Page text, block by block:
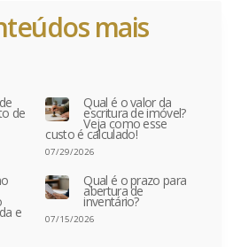
mais
de
Qual é o valor da
escritura de imóvel?
Veja como esse
custo é calculado!
07/29/2026
e
Qual é o prazo para
abertura de
inventário?
07/15/2026